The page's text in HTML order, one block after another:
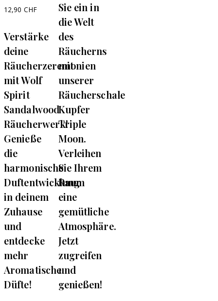
12,90 CHF
Verstärke
deine
Räucherzeremonien
mit Wolf
Spirit
Sandalwood
Räucherwerk!
Genieße
die
harmonische
Duftentwicklung
in deinem
Zuhause
und
entdecke
mehr
Aromatische
Düfte!
Sie ein in
die Welt
des
Räucherns
mit
unserer
Räucherschale
Kupfer
Triple
Moon.
Verleihen
Sie Ihrem
Raum
eine
gemütliche
Atmosphäre.
Jetzt
zugreifen
und
genießen!